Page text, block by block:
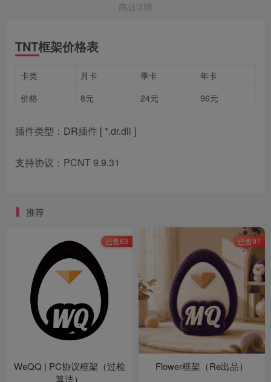
商品详情
TNT框架价格表
卡类 月卡 季卡
年卡
价格
8元 24元 96元
插件类型：DR插件 [ *.dr.dll ]
支持协议：PCNT 9.9.31
推荐
已售63
WeQQ | PC协议框架（过检
算法）
已售97
Flower框架（Re出品）